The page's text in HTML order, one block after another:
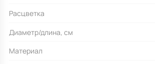
Расцветка
Диаметр/длина, см
Материал